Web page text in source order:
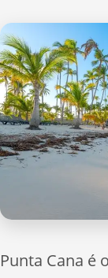
Punta Cana é